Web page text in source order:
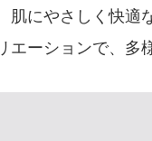
肌にやさしく快適
エーションで、多